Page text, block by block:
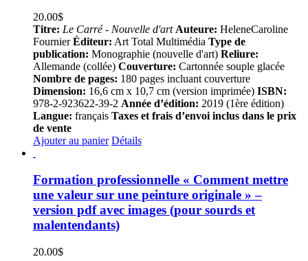
20.00$
Titre: Le Carré - Nouvelle d'art Auteure: HeleneCaroline
FournierÉditeur: Art Total Multimédia Type de
publication: Monographie (nouvelle d'art) Reliure:
Allemande (collée) Couverture: Cartonnée souple glacée
Nombre de pages: 180 pages incluant couverture
Dimension: 16,6 cm x 10,7 cm (version imprimée) ISBN:
978-2-923622-39-2 Année d’édition: 2019 (1ère édition)
Langue: français Taxes et frais d’envoi inclus dans le prix
de vente
Ajouter au panier Détails
Formation professionnelle « Comment mettre
une valeur sur une peinture originale » –
version pdf avec images (pour sourds et
malentendants)
20.00$